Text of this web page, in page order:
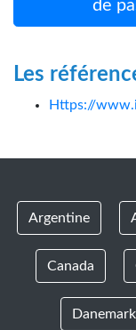
de
Les
Https://
Argentine
Canada
Danemark